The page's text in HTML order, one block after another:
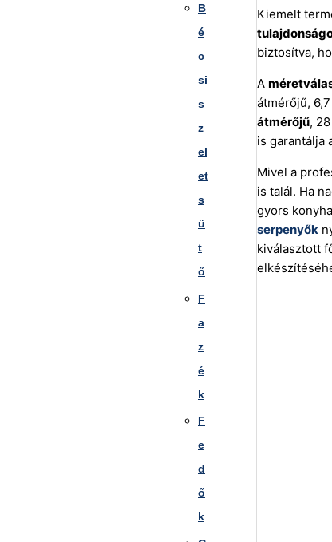
B
é
c
si
s
z
el
et
s
ü
t
ő
F
a
z
é
k
F
e
d
ő
k
Kiemelt
biztosítva,
A
átmérőjű,
átmérőjű,
is garantálja
Mivel a
is talál. Ha
gyors
serpenyők
kiválasztott